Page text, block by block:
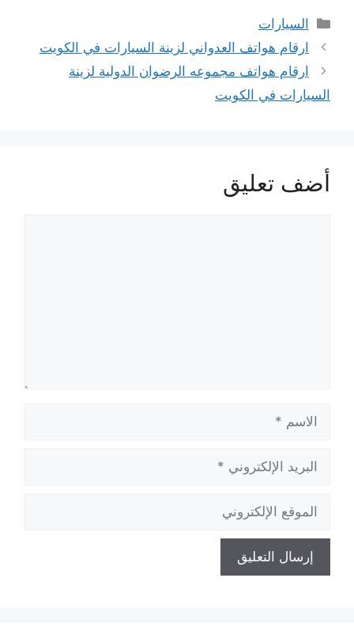
التصنيفات
السيارات
ارقام هواتف العدواني لزينة السيارات في الكويت
ارقام هواتف مجموعه الرضوان الدولية لزينة
السيارات في الكويت
أضف تعليق
الإلكتروني
الإلكتروني